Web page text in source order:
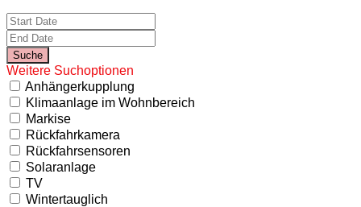
Weitere Suchoptionen
Anhängerkupplung
Klimaanlage im Wohnbereich
Markise
Rückfahrkamera
Rückfahrsensoren
Solaranlage
TV
Wintertauglich